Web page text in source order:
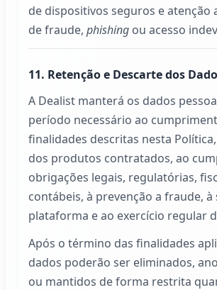
de dispositivos seguros e atenção
de fraude, phishing ou acesso
11. Retenção e Descarte dos
A Dealist manterá os dados
período necessário ao
finalidades descritas nesta
dos produtos contratados, ao
obrigações legais, regulatórias,
contábeis, à prevenção a fraude, à
plataforma e ao exercício regular
Após o término das finalidades
dados poderão ser eliminados,
ou mantidos de forma restrita